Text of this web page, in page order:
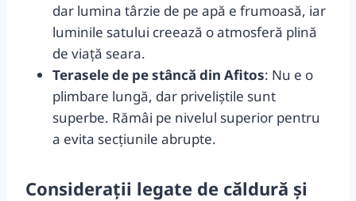
dar lumina târzie de pe apă e frumoasă, iar
luminile satului creează o atmosferă plină
de viață seara.
Terasele de pe stâncă din Afitos: Nu e o
plimbare lungă, dar priveliștile sunt
superbe. Rămâi pe nivelul superior pentru
a evita secțiunile abrupte.
Considerații legate de căldură și